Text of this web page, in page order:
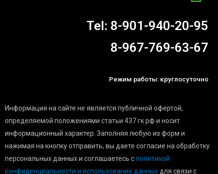
Tel: 8-901-940-20-95
8-967-769-63-67
Режим работы: круглосуточно
Информация на сайте не является публичной офертой,
определяемой положениями статьи 437 гк рф и носит
информационный характер. Заполняя любую из форм и
нажимая на кнопку отправить, вы даете согласие на обработку
персональных данных и соглашаетесь cполитикой
конфиденциальности и использование данныхдля связи с